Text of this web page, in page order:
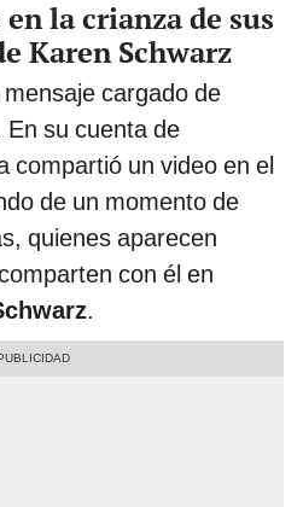
la crianza de sus
Karen Schwarz
cargado de
su cuenta de
compartió un video en el
de un momento de
quienes aparecen
con él en
.